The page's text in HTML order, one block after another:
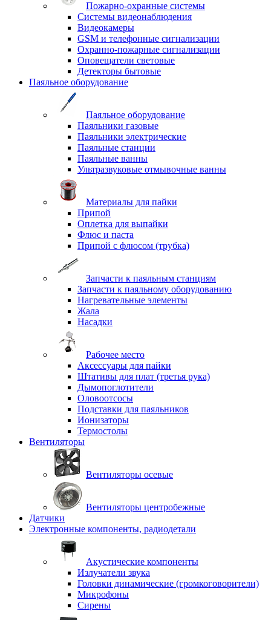
Пожарно-охранные системы
Системы видеонаблюдения
Видеокамеры
GSM и телефонные сигнализации
Охранно-пожарные сигнализации
Оповещатели световые
Детекторы бытовые
Паяльное оборудование
Паяльное оборудование
Паяльники газовые
Паяльники электрические
Паяльные станции
Паяльные ванны
Ультразвуковые отмывочные ванны
Материалы для пайки
Припой
Оплетка для выпайки
Флюс и паста
Припой с флюсом (трубка)
Запчасти к паяльным станциям
Запчасти к паяльному оборудованию
Нагревательные элементы
Жала
Насадки
Рабочее место
Аксессуары для пайки
Штативы для плат (третья рука)
Дымопоглотители
Оловоотсосы
Подставки для паяльников
Ионизаторы
Термостолы
Вентиляторы
Вентиляторы осевые
Вентиляторы центробежные
Датчики
Электронные компоненты, радиодетали
Акустические компоненты
Излучатели звука
Головки динамические (громкоговорители)
Микрофоны
Сирены